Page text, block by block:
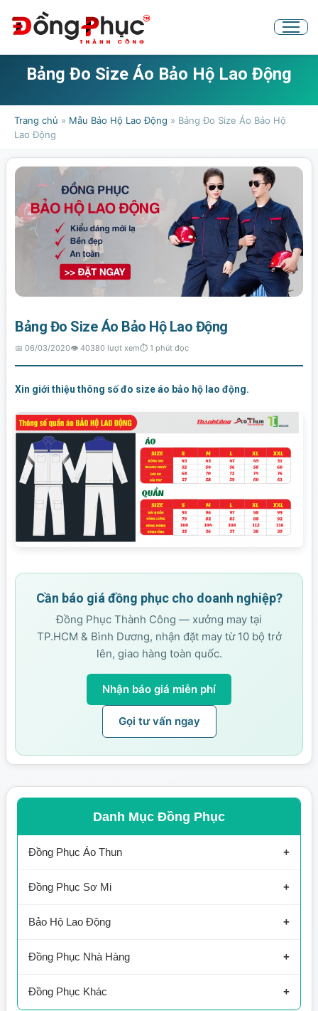
Bảng Đo Size Áo Bảo Hộ Lao Động
Trang chủ » Mẫu Bảo Hộ Lao Động » Bảng Đo Size Áo Bảo Hộ
Lao Động
Danh Mục Đồng Phục
Đồng Phục Áo Thun
Áo Thun Công Ty
Áo Thun Công Nhân
Đồng Phục Sơ Mi
Sơ Mi Công Ty
Sơ Mi Nhà Hàng
Bảo Hộ Lao Động
Bảo Hộ Công Nhân
Bảo Hộ Xây Dựng
Đồng Phục Nhà Hàng
Nhà Hàng
Đồng Phục Khác
Bảng Đo Size Áo Bảo Hộ Lao Động
📅 06/03/2020👁️ 40380 lượt xem⏱ 1 phút đọc
Xin giới thiệu thông số đo size áo bảo hộ lao động.
Cần báo giá đồng phục cho doanh nghiệp?
Đồng Phục Thành Công — xưởng may tại
TP.HCM & Bình Dương, nhận đặt may từ 10 bộ trở
lên, giao hàng toàn quốc.
Nhận báo giá miễn phí
Gọi tư vấn ngay